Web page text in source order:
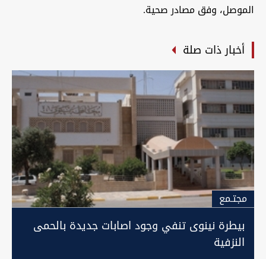
الموصل، وفق مصادر صحية.
أخبار ذات صلة
مجتـمع
بيطرة نينوى تنفي وجود اصابات جديدة بالحمى
النزفية